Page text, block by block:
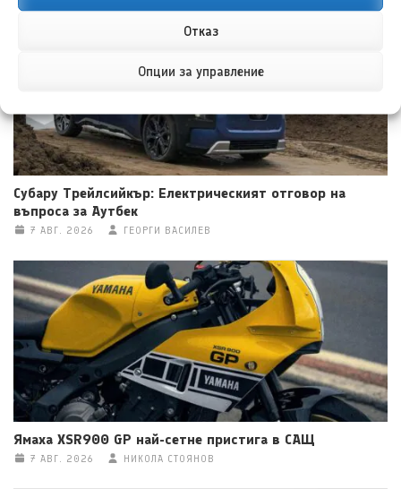
Отказ
Опции за управление
Субару Трейлсийкър: Електрическият отговор на
въпроса за Аутбек
7 АВГ. 2026 ГЕОРГИ ВАСИЛЕВ
Ямаха XSR900 GP най-сетне пристига в САЩ
7 АВГ. 2026 НИКОЛА СТОЯНОВ